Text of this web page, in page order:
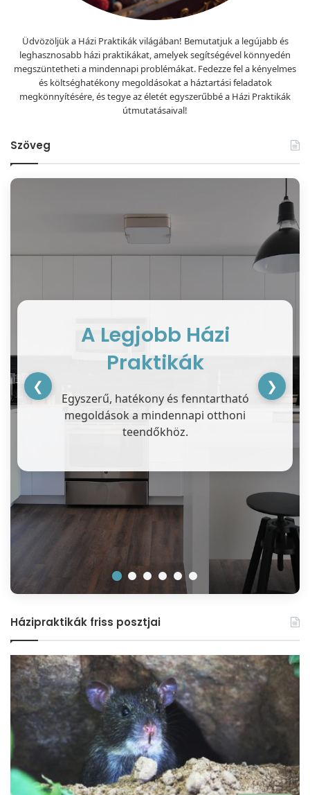
Üdvözöljük a Házi Praktikák világában! Bemutatjuk a legújabb és
leghasznosabb házi praktikákat, amelyek segítségével könnyedén
megszüntetheti a mindennapi problémákat. Fedezze fel a kényelmes
és költséghatékony megoldásokat a háztartási feladatok
megkönnyítésére, és tegye az életét egyszerűbbé a Házi Praktikák
útmutatásaival!
Szöveg
A Legjobb Házi
Praktikák
Egyszerű, hatékony és fenntartható
megoldások a mindennapi otthoni
teendőkhöz.
❮ ❯
Házipraktikák friss posztjai